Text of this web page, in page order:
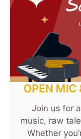
OPEN MIC
Join us for
music, raw
Whether